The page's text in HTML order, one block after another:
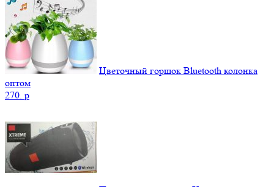
Цветочный горшок Bluetooth колонка
оптом
270. p